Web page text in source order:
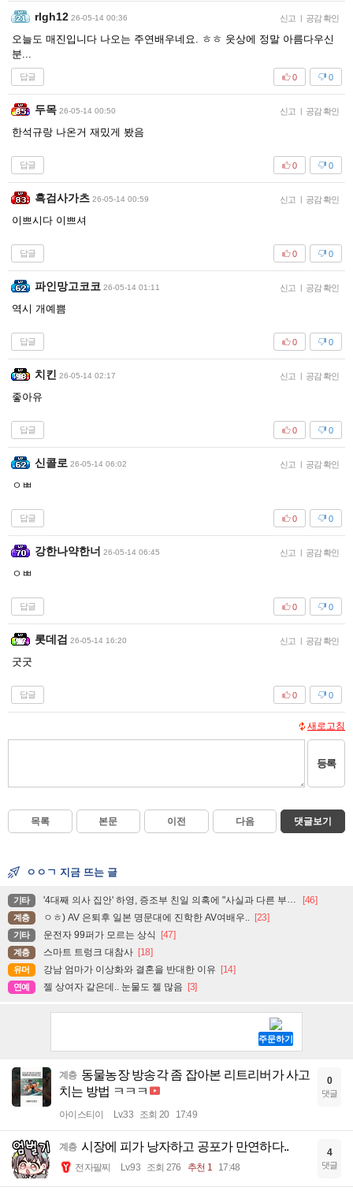
rlgh12 26-05-14 00:36 신고 | 공감 확인
오늘도 매진입니다 나오는 주연배우네요. ㅎㅎ 웃상에 정말 아름다우신
분...
답글 0
0
두목 26-05-14 00:50 신고 | 공감 확인
한석규랑 나온거 재밌게 봤음
답글 0
0
흑검사가츠 26-05-14 00:59 신고 | 공감 확인
이쁘시다 이쁘셔
답글 0
0
파인망고코코 26-05-14 01:11 신고 | 공감 확인
역시 개예쁨
답글 0
0
치킨 26-05-14 02:17 신고 | 공감 확인
좋아유
답글 0
0
신콜로 26-05-14 06:02 신고 | 공감 확인
ㅇㅃ
답글 0
0
강한나약한너 26-05-14 06:45 신고 | 공감 확인
ㅇㅃ
답글 0
0
롯데검 26-05-14 16:20 신고 | 공감 확인
굿굿
답글 0
0
새로고침
등록
목록 본문 이전 다음 댓글보기
ㅇㅇㄱ 지금 뜨는 글
기타 '4대째 의사 집안' 하영, 증조부 친일 의혹에 "사실과 다른 부분 있어" [46]
계층 ㅇㅎ) AV 은퇴후 일본 명문대에 진학한 AV여배우.. [23]
기타 운전자 99퍼가 모르는 상식 [47]
계층 스마트 트렁크 대참사 [18]
유머 강남 엄마가 이상화와 결혼을 반대한 이유 [14]
연예 젤 상여자 같은데.. 눈물도 젤 많음 [3]
계층 동물농장 방송각 좀 잡아본 리트리버가 사고
치는 방법 ㅋㅋㅋ
아이스티이 Lv.33 조회 20 17:49
0
댓글
계층 시장에 피가 낭자하고 공포가 만연하다..
전자팔찌 Lv.93 조회 276 추천 1 17:48
4
댓글